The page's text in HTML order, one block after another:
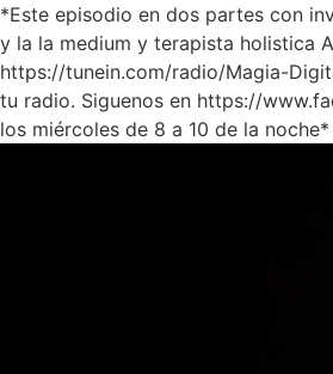
*Este episodio en dos partes con
y la la medium y terapista holistica
https://tunein.com/radio/Magia-
tu radio. Siguenos en https://
los miércoles de 8 a 10 de la noche*